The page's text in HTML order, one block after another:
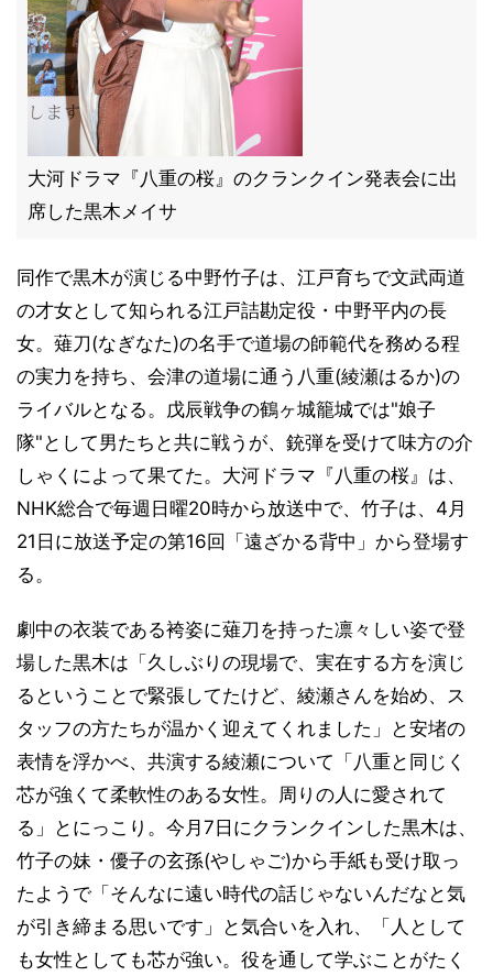
大河ドラマ『八重の桜』のクランクイン発表会に出
席した黒木メイサ
同作で黒木が演じる中野竹子は、江戸育ちで文武両道
の才女として知られる江戸詰勘定役・中野平内の長
女。薙刀(なぎなた)の名手で道場の師範代を務める程
の実力を持ち、会津の道場に通う八重(綾瀬はるか)の
ライバルとなる。戊辰戦争の鶴ヶ城籠城では"娘子
隊"として男たちと共に戦うが、銃弾を受けて味方の介
しゃくによって果てた。大河ドラマ『八重の桜』は、
NHK総合で毎週日曜20時から放送中で、竹子は、4月
21日に放送予定の第16回「遠ざかる背中」から登場す
る。
劇中の衣装である袴姿に薙刀を持った凛々しい姿で登
場した黒木は「久しぶりの現場で、実在する方を演じ
るということで緊張してたけど、綾瀬さんを始め、ス
タッフの方たちが温かく迎えてくれました」と安堵の
表情を浮かべ、共演する綾瀬について「八重と同じく
芯が強くて柔軟性のある女性。周りの人に愛されて
る」とにっこり。今月7日にクランクインした黒木は、
竹子の妹・優子の玄孫(やしゃご)から手紙も受け取っ
たようで「そんなに遠い時代の話じゃないんだなと気
が引き締まる思いです」と気合いを入れ、「人として
も女性としても芯が強い。役を通して学ぶことがたく